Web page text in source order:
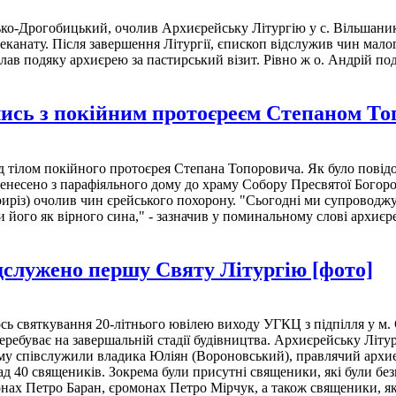
Дрогобицький, очолив Архиєрейську Літургію у с.
Після завершення Літургії, єпископ відслужив чин
подяку архиєрею за пастирський візит. Рівно ж о. Андрій
з покійним протоєреєм Степаном
покійного протоєрея Степана Топоровича. Як було
з парафіяльного дому до храму Собору Пресвятої
очолив чин єрейського похорону. "Сьогодні ми
його як вірного сина," - зазначив у поминальному слові
першу Святу Літургію [фото]
святкування 20-літнього ювілею виходу УГКЦ з підпілля у
на завершальній стадії будівництва. Архиєрейську
співслужили владика Юліян (Вороновський), правлячий
40 священиків. Зокрема були присутні священики, які були
Баран, єромонах Петро Мірчук, а також священики, які